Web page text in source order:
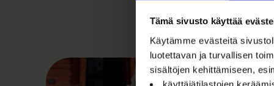
Tämä sivusto käyttää
Käytämme evästeitä
luotettavan ja turvallisen
sisältöjen kehittämiseen,